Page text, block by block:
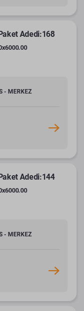
Adedi:168
- MERKEZ
Adedi:144
- MERKEZ